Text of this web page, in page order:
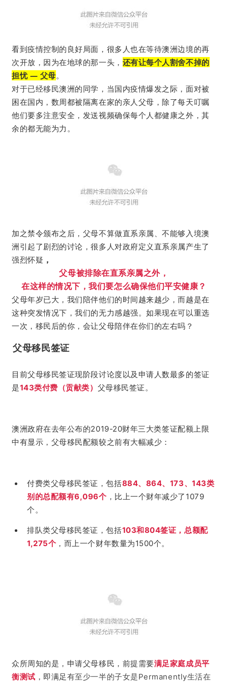
看到疫情控制的良好局面，很多人也在等待澳洲边境的再
次开放，因为在地球的那一头， 还有让每个人割舍不掉的
担忧 — 父母。
对于已经移民澳洲的同学，当国内疫情爆发之际，面对被
困在国内，数周都被隔离在家的亲人父母，除了每天叮嘱
他们要多注意安全，发送视频确保每个人都健康之外，其
余的都无能为力。
加之禁令颁布之后，父母不算做直系亲属、不能够入境澳
洲引起了剧烈的讨论，很多人对政府定义直系亲属产生了
强烈怀疑 ，
父母被排除在直系亲属之外，
在这样的情况下，我们要怎么确保他们平安健康？
父母年岁已大，我们陪伴他们的时间越来越少，而越是在
这种突发情况下，我们的无力感越强。如果现在可以重选
一次，移民后的你，会让父母陪伴在你们的左右吗？
父母移民签证
目前父母移民签证现阶段讨论度以及申请人数最多的签证
是143类付费 （贡献类） 父母移民签证。
澳洲政府在去年公布的2019-20财年三大类签证配额上限
中有显示，父母移民配额较之前有大幅减少：
付费类父母移民签证，包括884、864、173、143类
别的总配额有6,096个 ，比上一个财年减少了1079
个。
排队类父母移民签证，包括103和804签证，总额配
1,275个 ，而上一个财年数量为1500个。
众所周知的是，申请父母移民，前提需要满足家庭成员平
衡测试 ，即满足有至少一半的子女是Permanently生活在